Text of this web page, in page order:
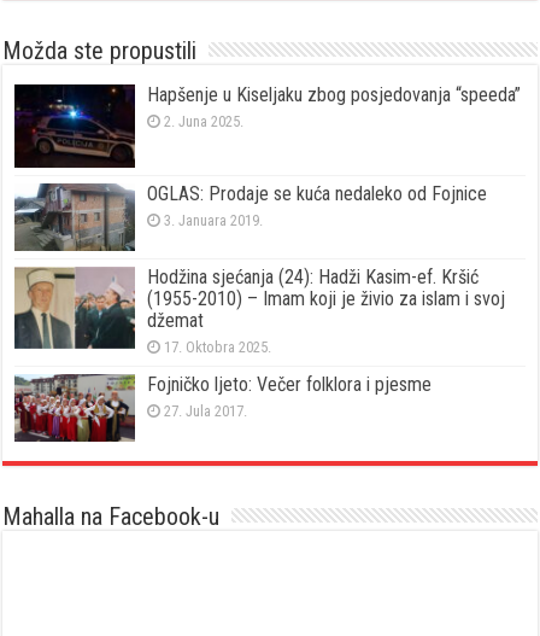
Možda ste propustili
Hapšenje u Kiseljaku zbog posjedovanja “speeda”
2. Juna 2025.
OGLAS: Prodaje se kuća nedaleko od Fojnice
3. Januara 2019.
Hodžina sjećanja (24): Hadži Kasim-ef. Kršić
(1955-2010) – Imam koji je živio za islam i svoj
džemat
17. Oktobra 2025.
Fojničko ljeto: Večer folklora i pjesme
27. Jula 2017.
Mahalla na Facebook-u